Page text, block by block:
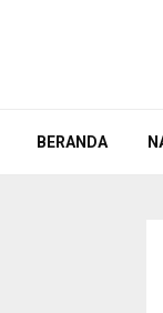
BERANDA